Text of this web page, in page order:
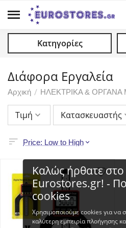
Κατηγορίες
Διάφορα Εργαλεία
Αρχική / ΗΛΕΚΤΡΙΚΑ &
Τιμή Κατασκευαστής
Price: Low to High
Καλώς ήρθατε στο
Eurostores.gr! -
cookies
Χρησιμοποιούμε cookies για να
καλύτερη εμπειρία πλοήγησης